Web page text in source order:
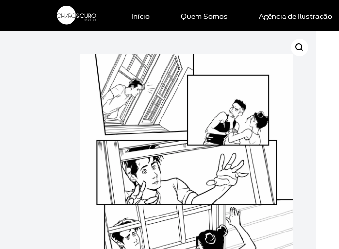
Início Quem Somos Agência de Ilustração